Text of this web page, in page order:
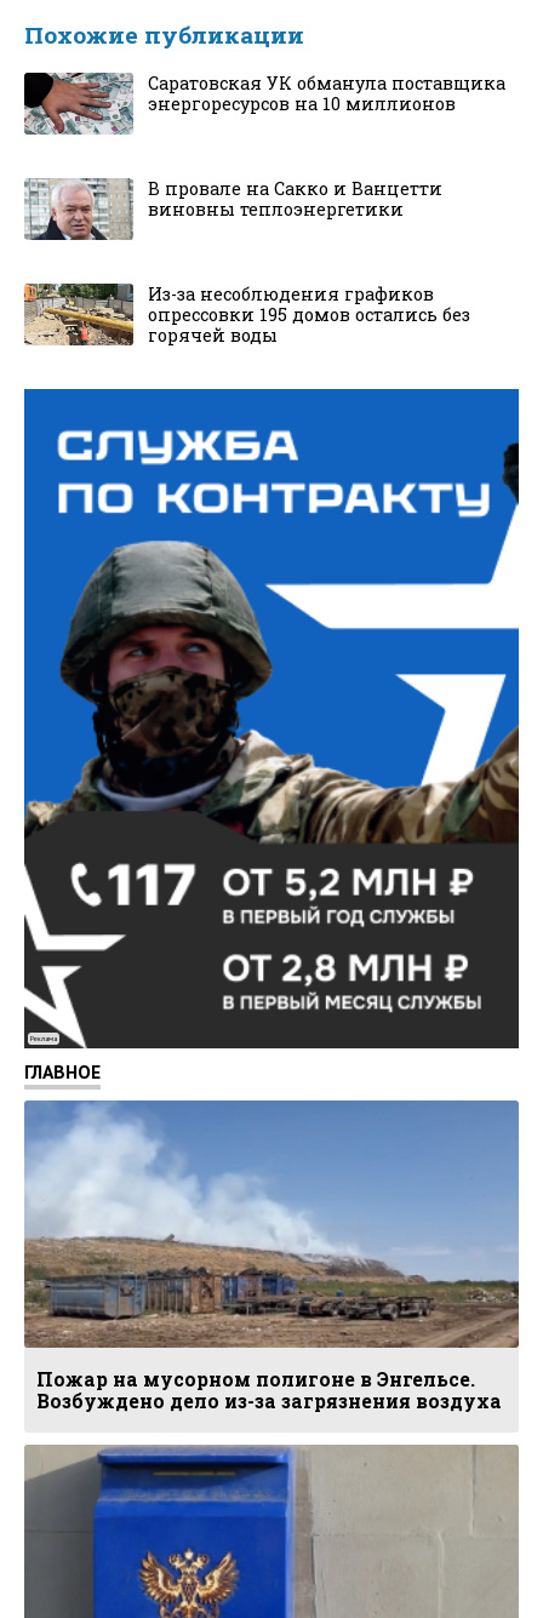
Похожие публикации
Саратовская УК обманула поставщика
энергоресурсов на 10 миллионов
В провале на Сакко и Ванцетти
виновны теплоэнергетики
Из-за несоблюдения графиков
опрессовки 195 домов остались без
горячей воды
Реклама
ГЛАВНОЕ
Пожар на мусорном полигоне в Энгельсе.
Возбуждено дело из-за загрязнения воздуха